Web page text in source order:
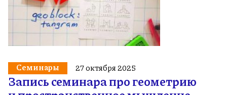
Семинары 27 октября 2025
Запись семинара про геометрию